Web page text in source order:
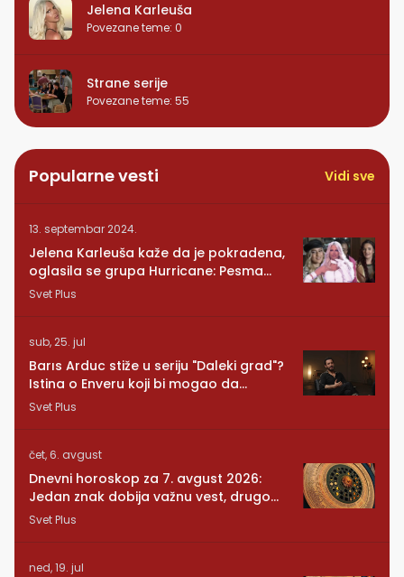
Jelena Karleuša
Povezane teme: 0
Strane serije
Povezane teme: 55
Popularne vesti Vidi sve
13. septembar 2024.
Jelena Karleuša kaže da je pokradena,
oglasila se grupa Hurricane: Pesma
RUNDE je naša!
Svet Plus
sub, 25. jul
Barıs Arduc stiže u seriju "Daleki grad"?
Istina o Enveru koji bi mogao da
promeni sve
Svet Plus
čet, 6. avgust
Dnevni horoskop za 7. avgust 2026:
Jedan znak dobija važnu vest, drugom
se vraća osoba iz prošlosti
Svet Plus
ned, 19. jul